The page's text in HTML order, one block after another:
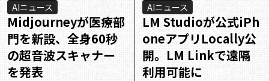
AIニュース
Midjourneyが医療部
門を新設、全身60秒
の超音波スキャナー
を発表
AIニュース
LM Studioが公式iPh
oneアプリLocally公
開。LM Linkで遠隔
利用可能に